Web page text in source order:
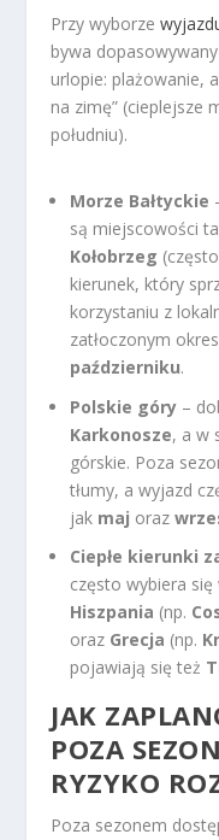
Przy wyborze
bywa
urlopie: plażowanie,
na zimę” (cieplejsze
południu).
Morze Bałtyckie
są miejscowości
Kołobrzeg
kierunek, który
korzystaniu z
zatłoczonym
październiku.
Polskie góry –
Karkonosze, a w
górskie. Poza
tłumy, a wyjazd
jak maj oraz
Ciepłe kierunki
często wybiera
Hiszpania (np.
oraz Grecja (np.
pojawiają się też
JAK
POZA
RYZYKO
Poza sezonem